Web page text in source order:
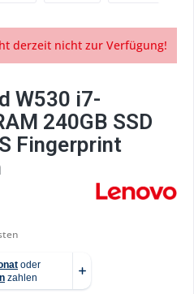
derzeit nicht zur Verfügung!
W530 i7-
240GB SSD
Fingerprint